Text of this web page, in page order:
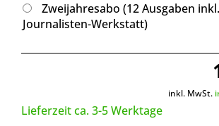
Zweijahresabo (12 Ausgaben inkl.
Journalisten-Werkstatt)
inkl. MwSt.
Lieferzeit ca. 3-5 Werktage